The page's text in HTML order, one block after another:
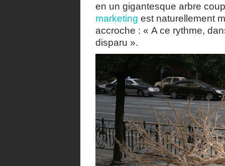
en un gigantesque arbre
marketing est naturellement
accroche : « A ce rythme,
disparu ».